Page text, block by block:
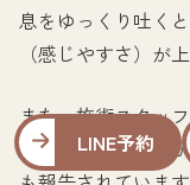
息をゆっくり吐く
（感じやすさ）が
また、施術スタッ
ることで触覚刺激
LINE予約